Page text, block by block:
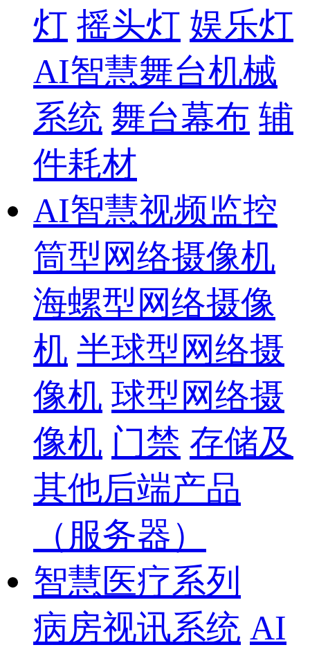
灯 摇头灯 娱乐灯
AI智慧舞台机械
系统 舞台幕布 辅
件耗材
AI智慧视频监控
筒型网络摄像机
海螺型网络摄像
机 半球型网络摄
像机 球型网络摄
像机 门禁 存储及
其他后端产品
（服务器）
智慧医疗系列
病房视讯系统 AI